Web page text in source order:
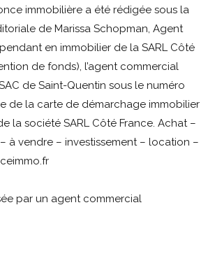
immobilière a été rédigée sous la
de Marissa Schopman, Agent
en immobilier de la SARL Côté
de fonds), l’agent commercial
de Saint-Quentin sous le numéro
de la carte de démarchage immobilier
la société SARL Côté France. Achat –
à vendre – investissement – location –
par un agent commercial